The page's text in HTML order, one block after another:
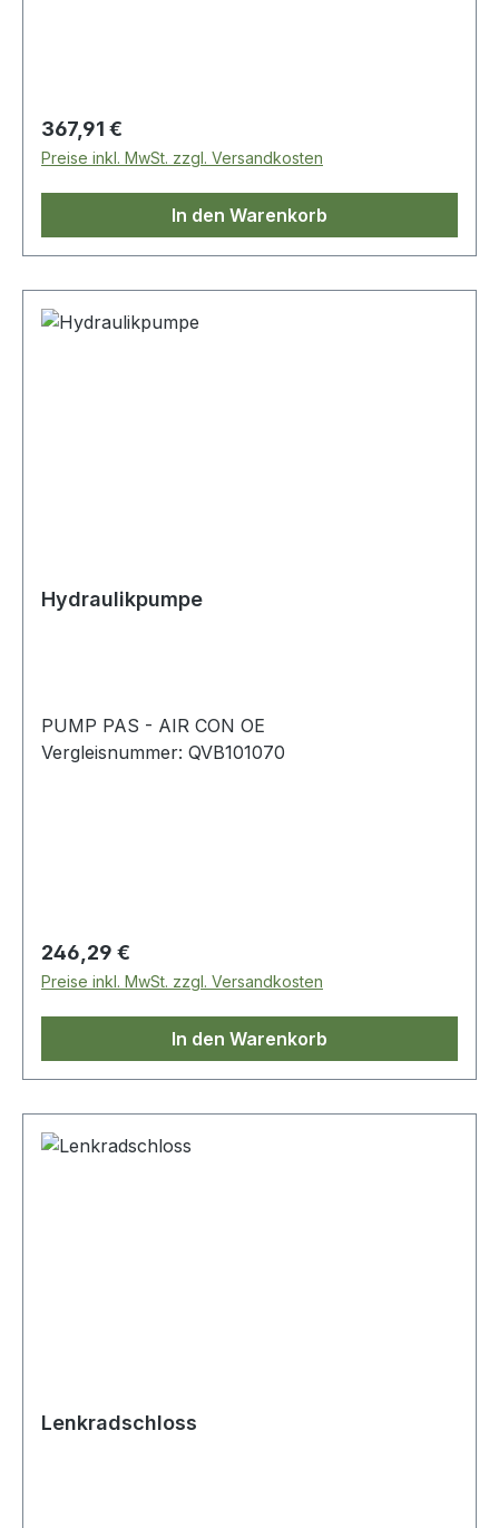
Regulärer Preis:
367,91 €
Preise inkl. MwSt. zzgl. Versandkosten
In den Warenkorb
Hydraulikpumpe
PUMP PAS - AIR CON OE
Vergleisnummer: QVB101070
Regulärer Preis:
246,29 €
Preise inkl. MwSt. zzgl. Versandkosten
In den Warenkorb
Lenkradschloss